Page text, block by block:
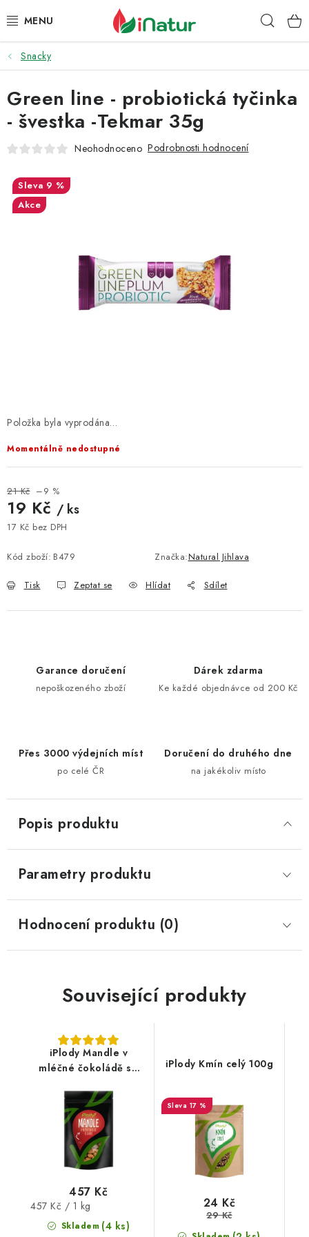
na
POTRAVINY
OŘECHY A SUŠENÉ PLODY
SNACKY
EKO DROGERIE A KOSMETIKA
DOPRAVA A PLATBA
VELKOOBCHOD
Doprava a platba Velkoobchod
Reklamace a vrácení zboží
Podmínky ochrany osobních údajů
Snacky
Položka byla vyprodána…
Momentálně nedostupné
21 Kč –9 %
19 Kč / ks
17 Kč bez DPH
Kód zboží: B479 Značka:Natural Jihlava
Tisk Zeptat se Hlídat Sdílet
Green line - probiotická tyčinka
- švestka -Tekmar 35g
Neohodnoceno Podrobnosti hodnocení
9 %
Akce
Garance doručení
nepoškozeného zboží
Dárek zdarma
Ke každé objednávce od 200 Kč
Přes 3000 výdejních míst
po celé ČR
Doručení do druhého dne
na jakékoliv místo
Popis produktu
Parametry produktu
Hodnocení produktu (0)
Související produkty
iPlody Mandle v
mléčné čokoládě se
Skladem (4 ks)
457 Kč
Měrná
cena:
457 Kč / 1 kg
iPlody Kmín celý 100g
17 %
24 Kč
29 Kč